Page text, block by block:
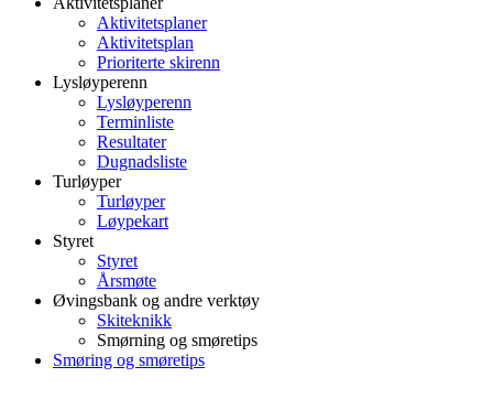
Aktivitetsplaner
Aktivitetsplan
Prioriterte skirenn
Lysløyperenn
Lysløyperenn
Terminliste
Resultater
Dugnadsliste
Turløyper
Turløyper
Løypekart
Styret
Styret
Årsmøte
Øvingsbank og andre verktøy
Skiteknikk
Smørning og smøretips
Smøring og smøretips